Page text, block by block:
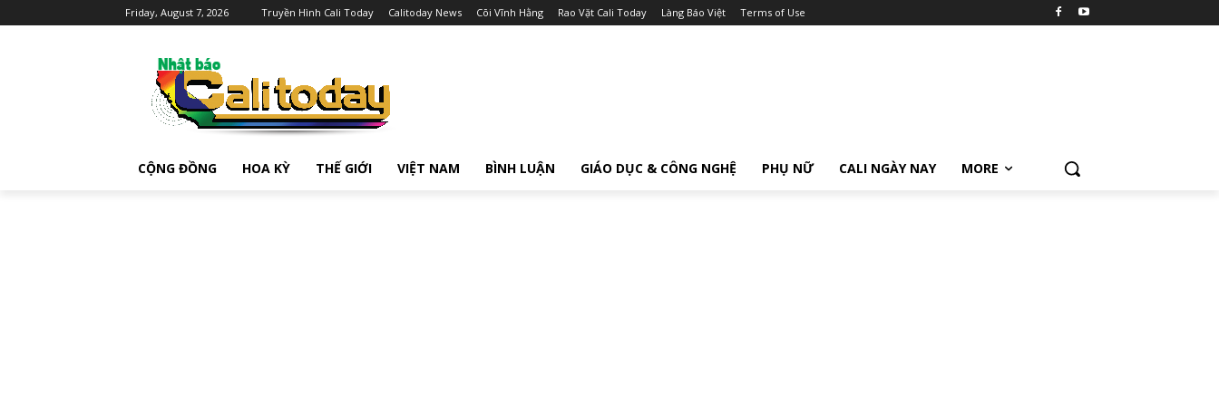
Friday, August 7, 2026 Truyền Hình Cali Today Calitoday News Cõi Vĩnh Hằng Rao Vặt Cali Today Làng Báo Việt Terms of Use
CỘNG ĐỒNG HOA KỲ THẾ GIỚI VIỆT NAM BÌNH LUẬN GIÁO DỤC & CÔNG NGHỆ PHỤ NỮ CALI NGÀY NAY MORE